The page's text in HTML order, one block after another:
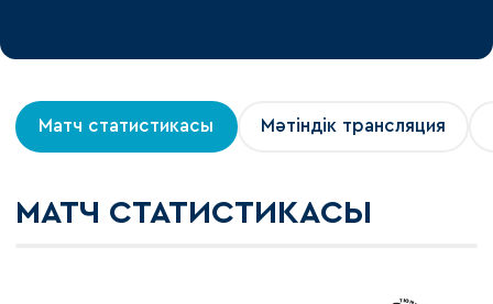
Матч статистикасы Мәтіндік трансляция
МАТЧ СТАТИСТИКАСЫ